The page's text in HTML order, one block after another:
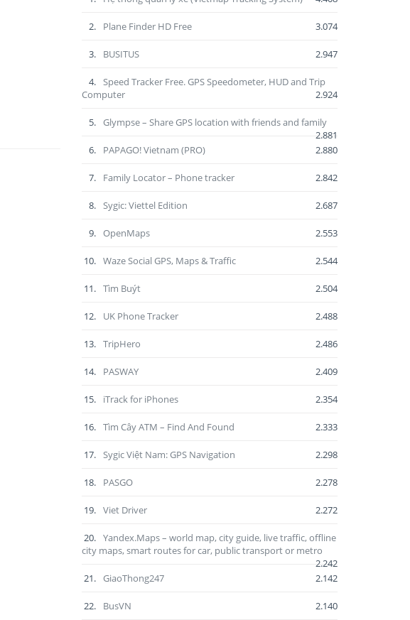
2. Plane Finder HD Free 3.074
3. BUSITUS 2.947
4. Speed Tracker Free. GPS Speedometer, HUD and Trip
Computer
2.924
5. Glympse – Share GPS location with friends and family
2.881
6.
PAPAGO! Vietnam (PRO) 2.880
7. Family Locator – Phone tracker 2.842
8. Sygic: Viettel Edition 2.687
9. OpenMaps 2.553
10. Waze Social GPS, Maps & Traffic 2.544
11. Tìm Buýt 2.504
12. UK Phone Tracker 2.488
13. TripHero 2.486
14. PASWAY 2.409
15. iTrack for iPhones 2.354
16. Tìm Cây ATM – Find And Found 2.333
17. Sygic Việt Nam: GPS Navigation 2.298
18. PASGO 2.278
19. Viet Driver 2.272
20. Yandex.Maps – world map, city guide, live traffic, offline
city maps, smart routes for car, public transport or metro
2.242
21. GiaoThong247 2.142
22. BusVN 2.140